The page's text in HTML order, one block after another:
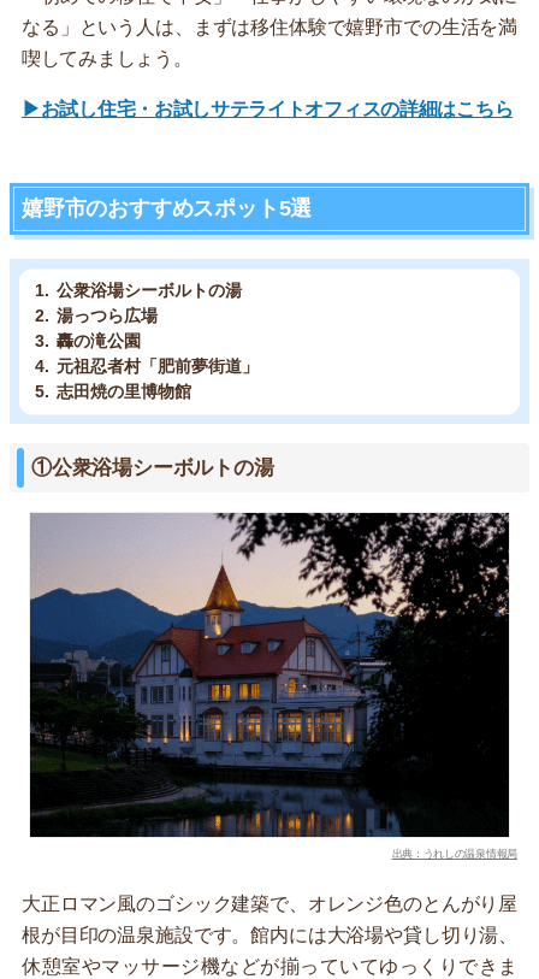
なる」という人は、まずは移住体験で嬉野市での生活を満
喫してみましょう。
▶お試し住宅・お試しサテライトオフィスの詳細はこちら
嬉野市のおすすめスポット5選
公衆浴場シーボルトの湯
湯っつら広場
轟の滝公園
元祖忍者村「肥前夢街道」
志田焼の里博物館
①公衆浴場シーボルトの湯
出典：うれしの温泉情報局
大正ロマン風のゴシック建築で、オレンジ色のとんがり屋
根が目印の温泉施設です。館内には大浴場や貸し切り湯、
休憩室やマッサージ機などが揃っていてゆっくりできま